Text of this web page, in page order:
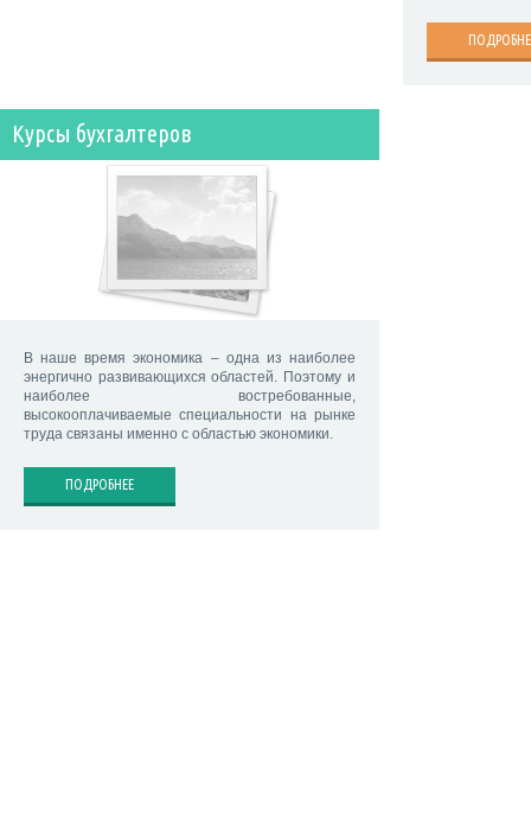
Курсы бухгалтеров
В наше время экономика – одна из наиболее
энергично развивающихся областей. Поэтому и
наиболее востребованные,
высокооплачиваемые специальности на рынке
труда связаны именно с областью экономики.
ПОДРОБНЕЕ